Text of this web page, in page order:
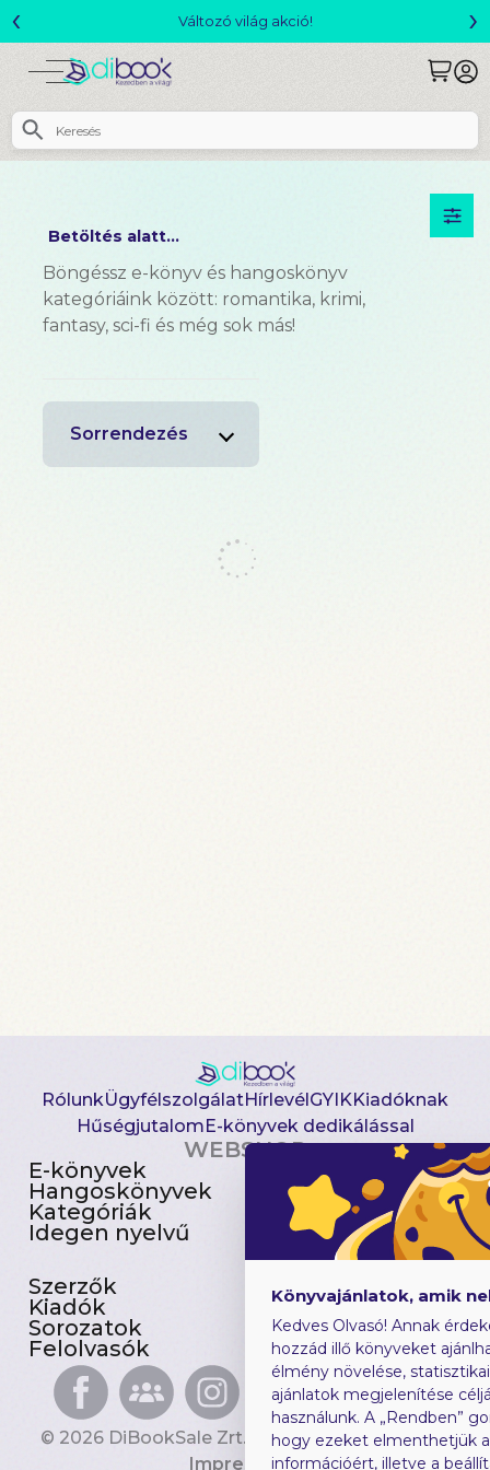
Változó világ akció!
‹ ›
Betöltés alatt...
Böngéssz e-könyv és hangoskönyv
kategóriáink között: romantika, krimi,
fantasy, sci-fi és még sok más!
Sorrendezés
RólunkÜgyfélszolgálatHírlevélGYIKKiadóknak
HűségjutalomE-könyvek dedikálással
WEBSHOP
E-könyvek
Hangoskönyvek
Kategóriák
Idegen nyelvű
Csomagajánlatok
Akciósak
Előjegyezhetők
Újdonságok
Szerzők
Kiadók
Sorozatok
Felolvasók
Gyerekkönyvek
Heti toplista
Ajándékutalvány
Blog
© 2026 DiBookSale Zrt. Minden jog fenntartva.
Impresszum
Könyvajánlatok, amik
Kedves Olvasó! Annak
hozzád illő könyveket
élmény növelése,
ajánlatok megjelenítése
használunk. A „Rendben”
hogy ezeket elmenthetjük
információért, illetve a